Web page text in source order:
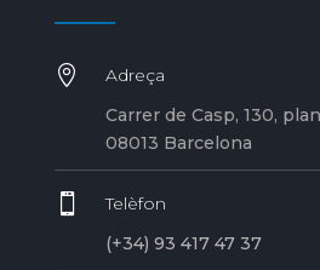

Adreça
Carrer de Casp, 130,
08013 Barcelona

Telèfon
(+34) 93 417 47 37